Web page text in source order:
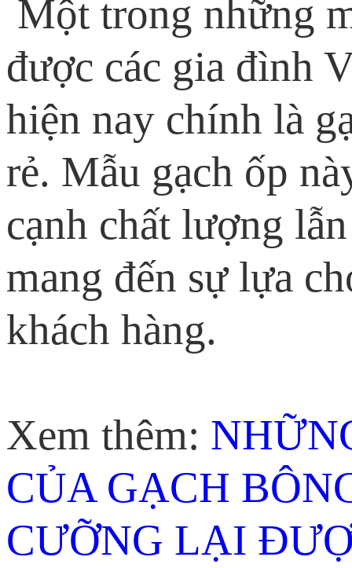
Một trong những
được các gia đình
hiện nay chính là
rẻ. Mẫu gạch ốp
cạnh chất lượng
mang đến sự lựa
khách hàng.
Xem thêm:
CỦA GẠCH
CƯỠNG LẠI